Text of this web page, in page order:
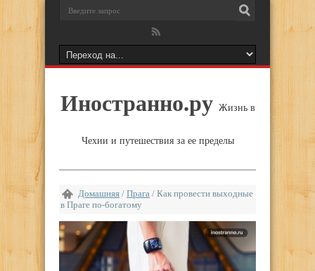
Иностранно.ру Жизнь в
Чехии и путешествия за ее пределы
Домашняя / Прага / Как провести выходные
в Праге по-богатому